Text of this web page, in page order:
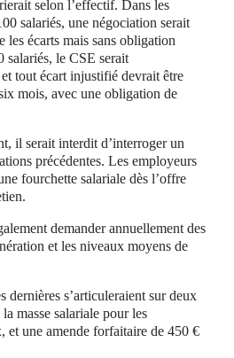
selon l’effectif. Dans les
salariés, une négociation serait
écarts mais sans obligation
salariés, le CSE serait
tout écart injustifié devrait être
mois, avec une obligation de
il serait interdit d’interroger un
précédentes. Les employeurs
fourchette salariale dès l’offre
demander annuellement des
et les niveaux moyens de
dernières s’articuleraient sur deux
masse salariale pour les
et une amende forfaitaire de 450 €